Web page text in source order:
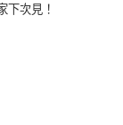
下次見！